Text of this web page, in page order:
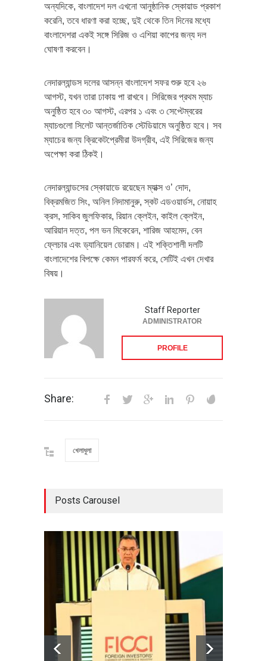
অন্যদিকে, বাংলাদেশ দল এখনো আনুষ্ঠানিক স্কোয়াড প্রকাশ
করেনি, তবে ধারণা করা হচ্ছে, দুই থেকে তিন দিনের মধ্যে
বাংলাদেশরা একই সঙ্গে সিরিজ ও এশিয়া কাপের জন্য দল
ঘোষণা করবেন।
নেদারল্যান্ডস দলের আসন্ন বাংলাদেশ সফর শুরু হবে ২৬
আগস্ট, যখন তারা ঢাকায় পা রাখবে। সিরিজের প্রথম ম্যাচ
অনুষ্ঠিত হবে ৩০ আগস্ট, এরপর ১ এবং ৩ সেপ্টেম্বরের
ম্যাচগুলো সিলেট আন্তর্জাতিক স্টেডিয়ামে অনুষ্ঠিত হবে। সব
ম্যাচের জন্য ক্রিকেটপ্রেমীরা উদগ্রীব, এই সিরিজের জন্য
অপেক্ষা করা ঠিকই।
নেদারল্যান্ডসের স্কোয়াডে রয়েছেন ম্যাক্স ও’ দোদ,
বিক্রমজিত সিং, অনিল নিদামানুরু, স্কট এডওয়ার্ডস, নোয়াহ
ক্রস, সাকিব জুলফিকার, রিয়ান ক্লেইন, কাইল ক্লেইন,
আরিয়ান দত্ত, পল ভন মিকেরেন, শারিজ আহমেদ, বেন
ফ্লেচার এবং ড্যানিয়েল ডোরাম। এই শক্তিশালী দলটি
বাংলাদেশের বিপক্ষে কেমন পারফর্ম করে, সেটিই এখন দেখার
বিষয়।
Staff Reporter
ADMINISTRATOR
PROFILE
Share:
খেলাধুলা
Posts Carousel